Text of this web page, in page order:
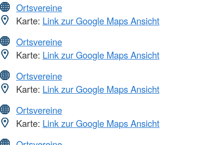
Ortsvereine
Karte: Link zur Google Maps Ansicht
Ortsvereine
Karte: Link zur Google Maps Ansicht
Ortsvereine
Karte: Link zur Google Maps Ansicht
Ortsvereine
Karte: Link zur Google Maps Ansicht